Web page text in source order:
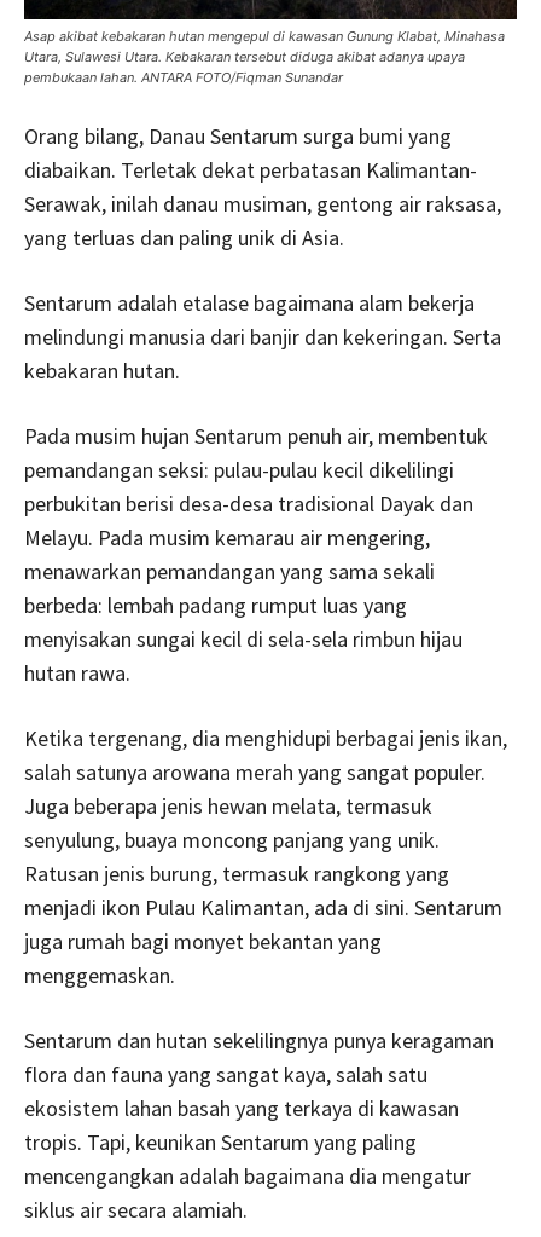
Asap akibat kebakaran hutan mengepul di kawasan Gunung Klabat, Minahasa
Utara, Sulawesi Utara. Kebakaran tersebut diduga akibat adanya upaya
pembukaan lahan. ANTARA FOTO/Fiqman Sunandar
Orang bilang, Danau Sentarum surga bumi yang
diabaikan. Terletak dekat perbatasan Kalimantan-
Serawak, inilah danau musiman, gentong air raksasa,
yang terluas dan paling unik di Asia.
Sentarum adalah etalase bagaimana alam bekerja
melindungi manusia dari banjir dan kekeringan. Serta
kebakaran hutan.
Pada musim hujan Sentarum penuh air, membentuk
pemandangan seksi: pulau-pulau kecil dikelilingi
perbukitan berisi desa-desa tradisional Dayak dan
Melayu. Pada musim kemarau air mengering,
menawarkan pemandangan yang sama sekali
berbeda: lembah padang rumput luas yang
menyisakan sungai kecil di sela-sela rimbun hijau
hutan rawa.
Ketika tergenang, dia menghidupi berbagai jenis ikan,
salah satunya arowana merah yang sangat populer.
Juga beberapa jenis hewan melata, termasuk
senyulung, buaya moncong panjang yang unik.
Ratusan jenis burung, termasuk rangkong yang
menjadi ikon Pulau Kalimantan, ada di sini. Sentarum
juga rumah bagi monyet bekantan yang
menggemaskan.
Sentarum dan hutan sekelilingnya punya keragaman
flora dan fauna yang sangat kaya, salah satu
ekosistem lahan basah yang terkaya di kawasan
tropis. Tapi, keunikan Sentarum yang paling
mencengangkan adalah bagaimana dia mengatur
siklus air secara alamiah.